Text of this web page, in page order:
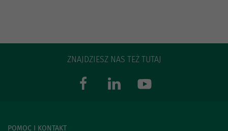
ZNAJDZIESZ NAS TEŻ TUTAJ
POMOC I KONTAKT